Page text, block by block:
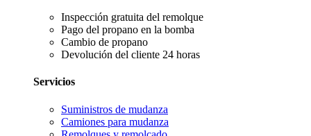
Inspección gratuita del remolque
Pago del propano en la bomba
Cambio de propano
Devolución del cliente 24 horas
Servicios
Suministros de mudanza
Camiones para mudanza